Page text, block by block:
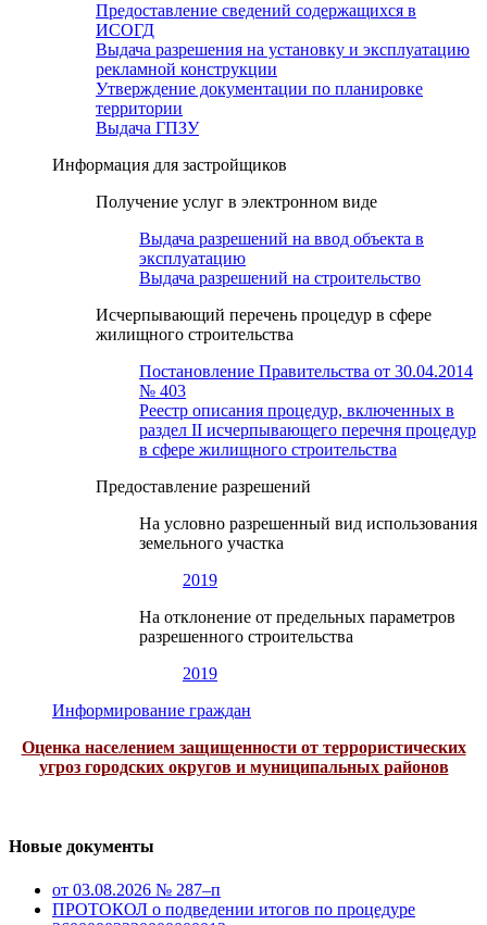
Предоставление сведений содержащихся в
ИСОГД
Выдача разрешения на установку и эксплуатацию
рекламной конструкции
Утверждение документации по планировке
территории
Выдача ГПЗУ
Информация для застройщиков
Получение услуг в электронном виде
Выдача разрешений на ввод объекта в
эксплуатацию
Выдача разрешений на строительство
Исчерпывающий перечень процедур в сфере
жилищного строительства
Постановление Правительства от 30.04.2014
№ 403
Реестр описания процедур, включенных в
раздел II исчерпывающего перечня процедур
в сфере жилищного строительства
Предоставление разрешений
На условно разрешенный вид использования
земельного участка
2019
На отклонение от предельных параметров
разрешенного строительства
2019
Информирование граждан
Оценка населением защищенности от террористических
угроз городских округов и муниципальных районов
Новые документы
от 03.08.2026 № 287–п
ПРОТОКОЛ о подведении итогов по процедуре